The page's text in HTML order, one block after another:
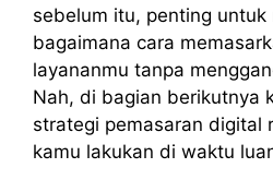
sebelum itu, penting untuk
bagaimana cara
layananmu tanpa
Nah, di bagian berikutnya
strategi pemasaran digital
kamu lakukan di waktu